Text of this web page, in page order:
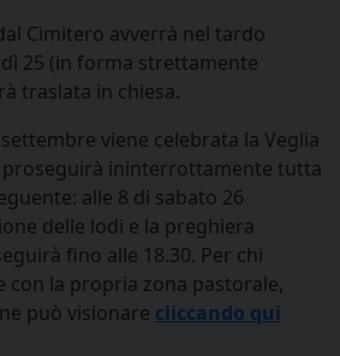
Cimitero avverrà nel tardo
25 (in forma strettamente
traslata in chiesa.
viene celebrata la Veglia
ininterrottamente tutta
alle 8 di sabato 26
delle lodi e la preghiera
fino alle 18.30. Per chi
con la propria zona pastorale,
può visionare cliccando qui